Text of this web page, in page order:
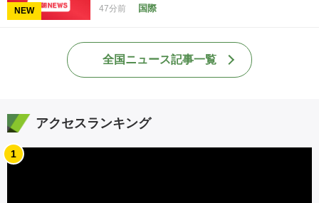
NEW 47分前 国際
全国ニュース記事一覧
アクセスランキング
1